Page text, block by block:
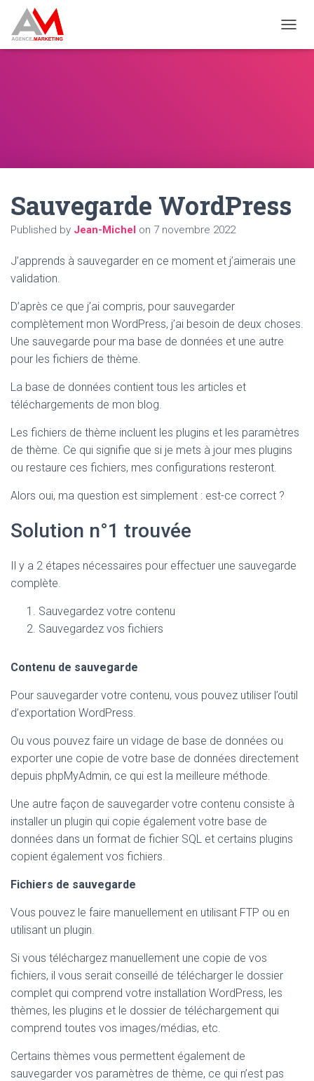
Sauvegarde WordPress
Published by Jean-Michel on 7 novembre 2022
J’apprends à sauvegarder en ce moment et j’aimerais une
validation.
D’après ce que j’ai compris, pour sauvegarder
complètement mon WordPress, j’ai besoin de deux choses.
Une sauvegarde pour ma base de données et une autre
pour les fichiers de thème.
La base de données contient tous les articles et
téléchargements de mon blog.
Les fichiers de thème incluent les plugins et les paramètres
de thème. Ce qui signifie que si je mets à jour mes plugins
ou restaure ces fichiers, mes configurations resteront.
Alors oui, ma question est simplement : est-ce correct ?
Solution n°1 trouvée
Il y a 2 étapes nécessaires pour effectuer une sauvegarde
complète.
Sauvegardez votre contenu
Sauvegardez vos fichiers
Contenu de sauvegarde
Pour sauvegarder votre contenu, vous pouvez utiliser l’outil
d’exportation WordPress.
Ou vous pouvez faire un vidage de base de données ou
exporter une copie de votre base de données directement
depuis phpMyAdmin, ce qui est la meilleure méthode.
Une autre façon de sauvegarder votre contenu consiste à
installer un plugin qui copie également votre base de
données dans un format de fichier SQL et certains plugins
copient également vos fichiers.
Fichiers de sauvegarde
Vous pouvez le faire manuellement en utilisant FTP ou en
utilisant un plugin.
Si vous téléchargez manuellement une copie de vos
fichiers, il vous serait conseillé de télécharger le dossier
complet qui comprend votre installation WordPress, les
thèmes, les plugins et le dossier de téléchargement qui
comprend toutes vos images/médias, etc.
Certains thèmes vous permettent également de
sauvegarder vos paramètres de thème, ce qui n’est pas